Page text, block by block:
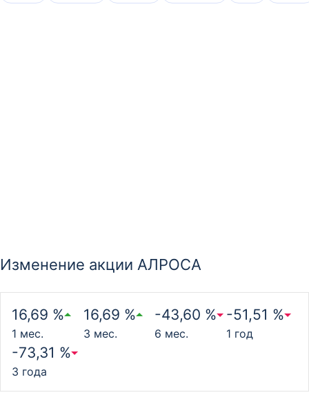
Изменение акции АЛРОСА
16,69 %
1 мес.
16,69 %
3 мес.
-43,60 %
6 мес.
-51,51 %
1 год
-73,31 %
3 года